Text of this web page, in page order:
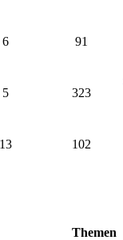
6 91
5 323
13 102
Themen